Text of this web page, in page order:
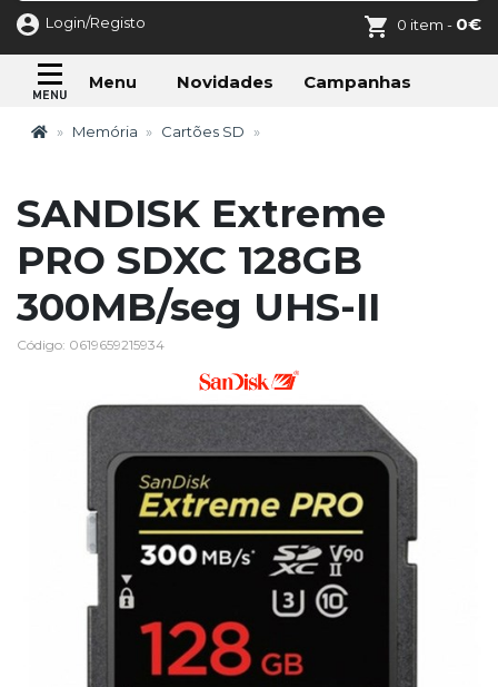
Login/Registo 0 item - 0€
Menu Novidades Campanhas
Memória Cartões SD
SANDISK Extreme
PRO SDXC 128GB
300MB/seg UHS-II
Código: 0619659215934